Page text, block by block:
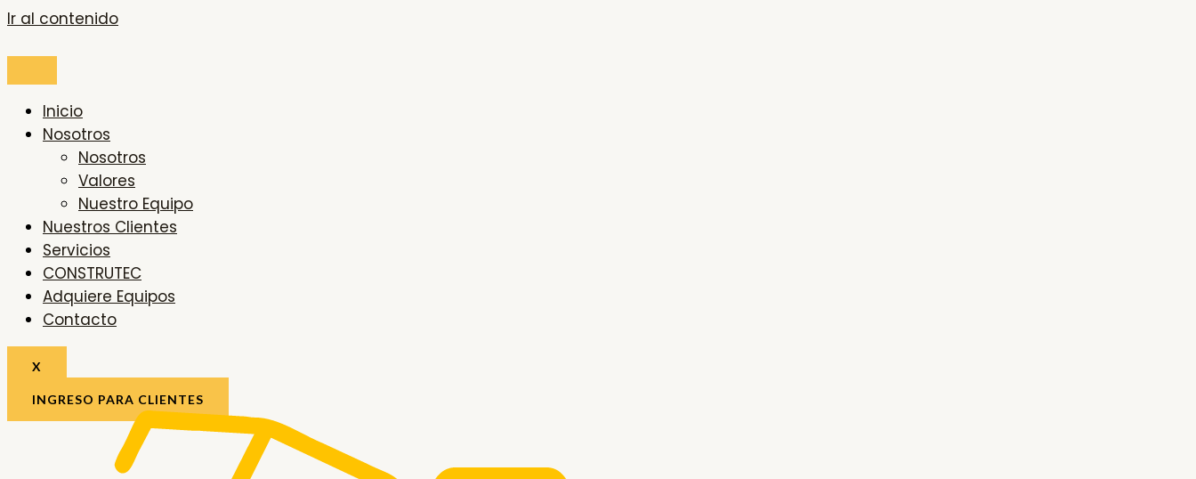
Ir al contenido
Inicio
Nosotros
Nosotros
Valores
Nuestro Equipo
Nuestros Clientes
Servicios
CONSTRUTEC
Adquiere Equipos
Contacto
X
INGRESO PARA CLIENTES